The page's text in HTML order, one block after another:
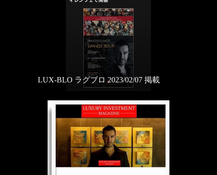
LUX-BLO ラグブロ 2023/02/07 掲載